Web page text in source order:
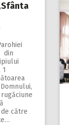
din
către